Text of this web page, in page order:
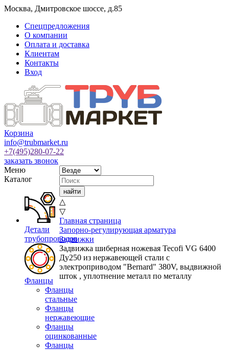
Москва, Дмитровское шоссе, д.85
Спецпредложения
О компании
Оплата и доставка
Клиентам
Контакты
Вход
Корзина
info@trubmarket.ru
+7(495)280-07-22
заказать звонок
Меню
Каталог
Детали
трубопроводов
Фланцы
Фланцы
стальные
Фланцы
нержавеющие
Фланцы
оцинкованные
Фланцы
△
▽
Главная страница
Запорно-регулирующая арматура
Задвижки
Задвижка шиберная ножевая Tecofi VG 6400
Ду250 из нержавеющей стали с
электроприводом "Bernard" 380V, выдвижной
шток , уплотнение металл по металлу